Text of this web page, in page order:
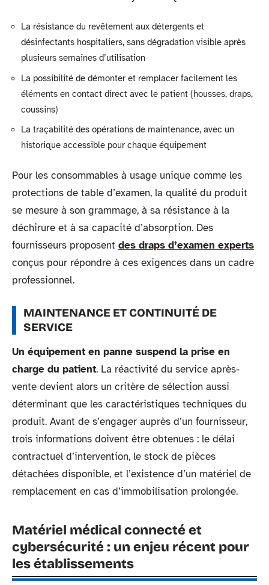
La résistance du revêtement aux détergents et
désinfectants hospitaliers, sans dégradation visible après
plusieurs semaines d’utilisation
La possibilité de démonter et remplacer facilement les
éléments en contact direct avec le patient (housses, draps,
coussins)
La traçabilité des opérations de maintenance, avec un
historique accessible pour chaque équipement
Pour les consommables à usage unique comme les
protections de table d’examen, la qualité du produit
se mesure à son grammage, à sa résistance à la
déchirure et à sa capacité d’absorption. Des
fournisseurs proposent des draps d’examen experts
conçus pour répondre à ces exigences dans un cadre
professionnel.
MAINTENANCE ET CONTINUITÉ DE
SERVICE
Un équipement en panne suspend la prise en
charge du patient. La réactivité du service après-
vente devient alors un critère de sélection aussi
déterminant que les caractéristiques techniques du
produit. Avant de s’engager auprès d’un fournisseur,
trois informations doivent être obtenues : le délai
contractuel d’intervention, le stock de pièces
détachées disponible, et l’existence d’un matériel de
remplacement en cas d’immobilisation prolongée.
Matériel médical connecté et
cybersécurité : un enjeu récent pour
les établissements